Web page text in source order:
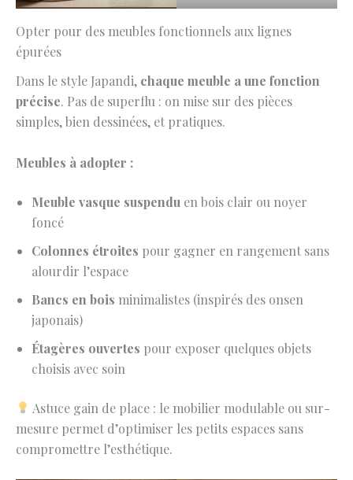
Opter pour des meubles fonctionnels aux lignes
épurées
Dans le style Japandi, chaque meuble a une fonction
précise. Pas de superflu : on mise sur des pièces
simples, bien dessinées, et pratiques.
Meubles à adopter :
Meuble vasque suspendu en bois clair ou noyer
foncé
Colonnes étroites pour gagner en rangement sans
alourdir l’espace
Bancs en bois minimalistes (inspirés des onsen
japonais)
Étagères ouvertes pour exposer quelques objets
choisis avec soin
Astuce gain de place : le mobilier modulable ou sur-
mesure permet d’optimiser les petits espaces sans
compromettre l’esthétique.